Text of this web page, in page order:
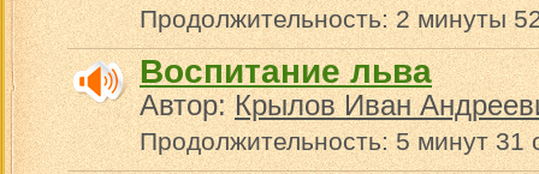
Продолжительность: 2 минуты
Воспитание льва
Автор:Крылов Иван
Продолжительность: 5 минут 31